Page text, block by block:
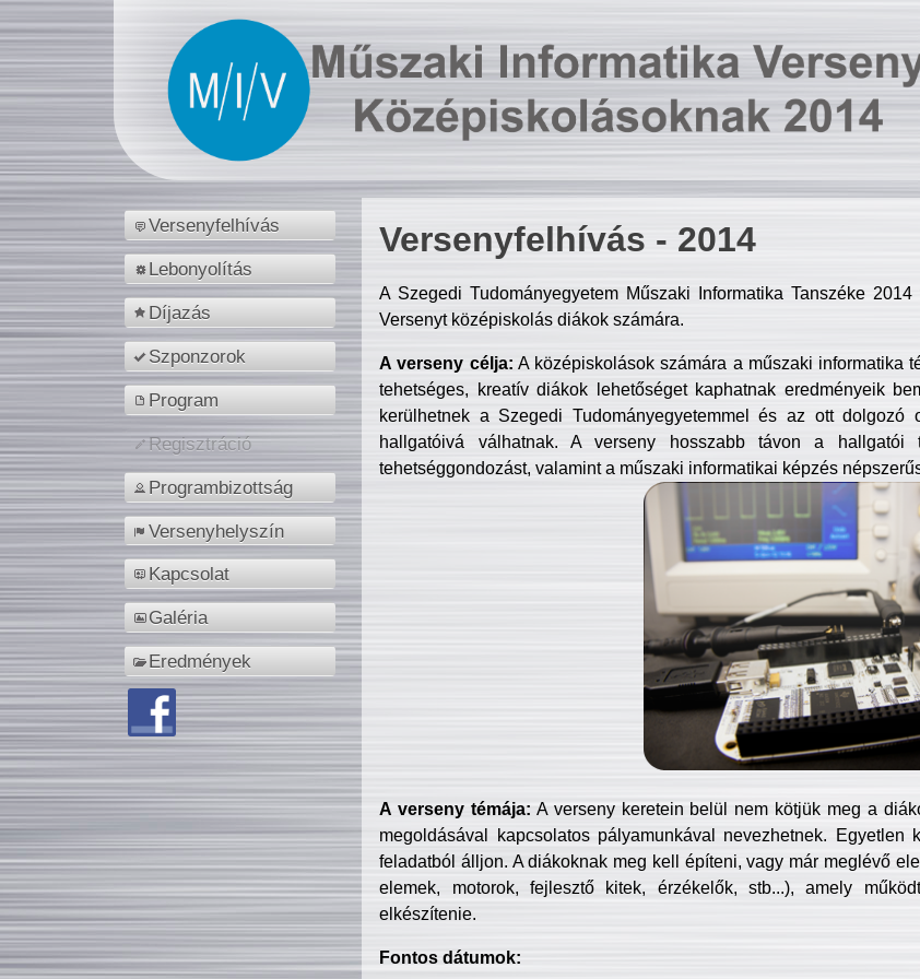
Versenyfelhívás
Lebonyolítás
Díjazás
Szponzorok
Program
Regisztráció
Programbizottság
Versenyhelyszín
Kapcsolat
Galéria
Eredmények
Versenyfelhívás - 2014
A Szegedi Tudományegyetem Műszaki Informatika Tanszéke
Versenyt középiskolás diákok számára.
A verseny célja: A középiskolások számára a műszaki informatika
tehetséges, kreatív diákok lehetőséget kaphatnak eredményeik
kerülhetnek a Szegedi Tudományegyetemmel és az ott
hallgatóivá válhatnak. A verseny hosszabb távon a hallgatói
tehetséggondozást, valamint a műszaki informatikai képzés
A verseny témája: A verseny keretein belül nem kötjük meg a
megoldásával kapcsolatos pályamunkával nevezhetnek.
feladatból álljon. A diákoknak meg kell építeni, vagy már meglévő
elemek, motorok, fejlesztő kitek, érzékelők, stb...), amely
elkészítenie.
Fontos dátumok: